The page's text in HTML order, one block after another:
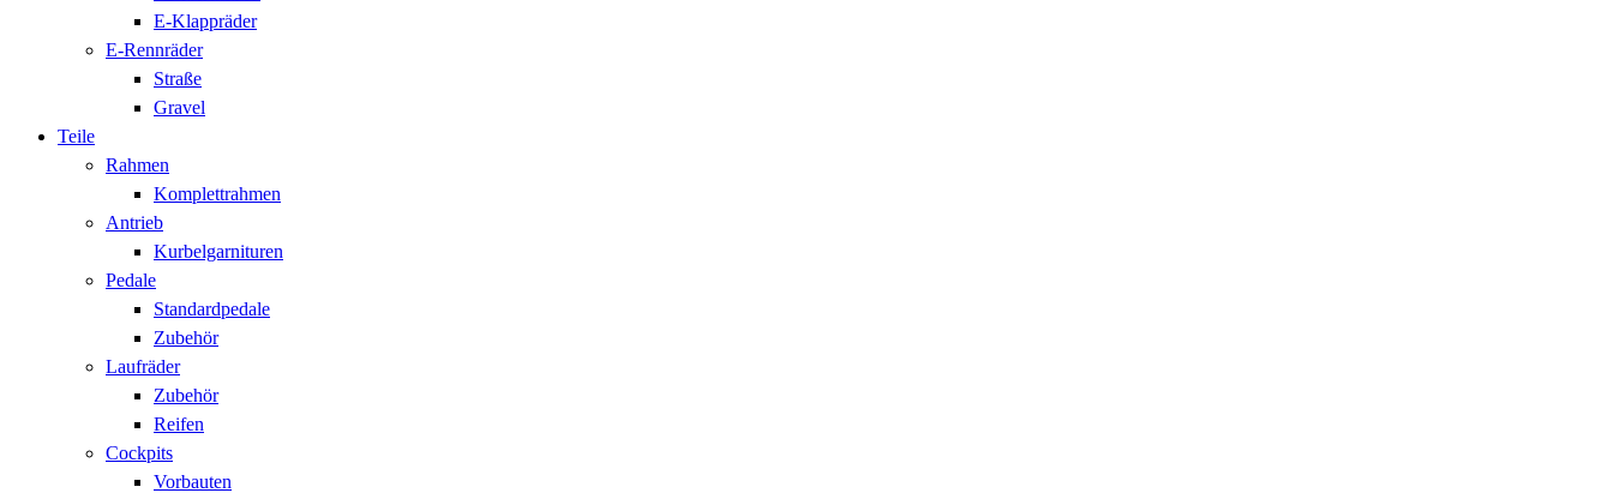
E-Klappräder
E-Rennräder
Straße
Gravel
Teile
Rahmen
Komplettrahmen
Antrieb
Kurbelgarnituren
Pedale
Standardpedale
Zubehör
Laufräder
Zubehör
Reifen
Cockpits
Vorbauten